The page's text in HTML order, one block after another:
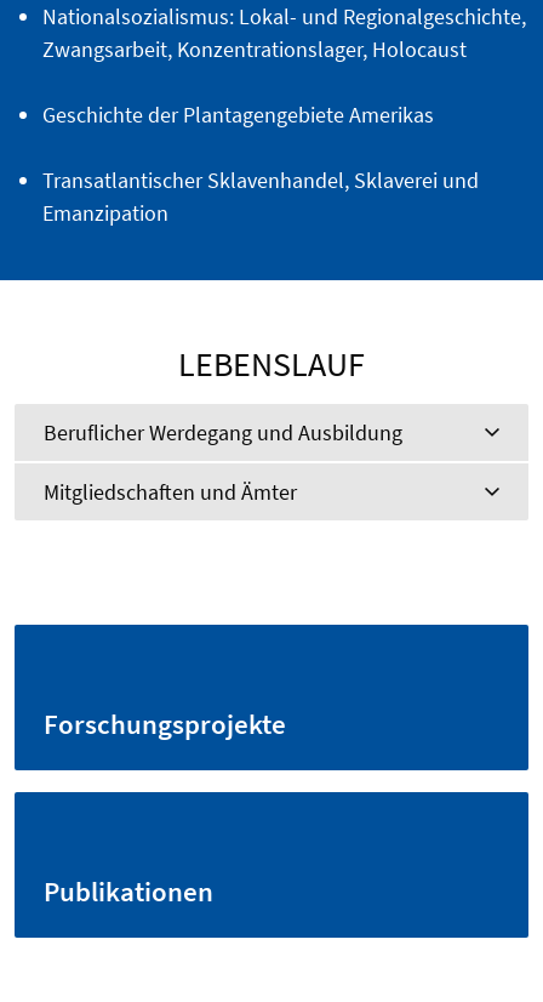
Nationalsozialismus: Lokal- und Regionalgeschichte,
Zwangsarbeit, Konzentrationslager, Holocaust
Geschichte der Plantagengebiete Amerikas
Transatlantischer Sklavenhandel, Sklaverei und
Emanzipation
LEBENSLAUF
Beruflicher Werdegang und Ausbildung
Mitgliedschaften und Ämter
Forschungsprojekte
Publikationen